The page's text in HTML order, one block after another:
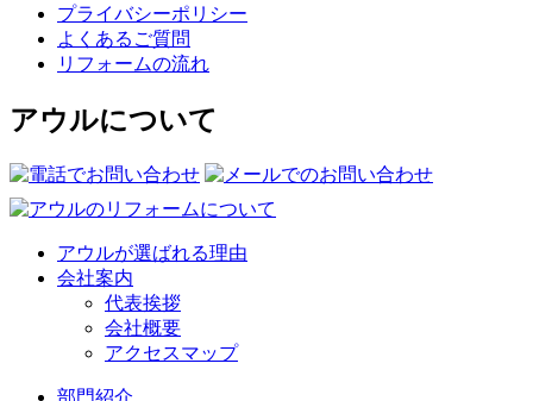
プライバシーポリシー
よくあるご質問
リフォームの流れ
アウルについて
アウルが選ばれる理由
会社案内
代表挨拶
会社概要
アクセスマップ